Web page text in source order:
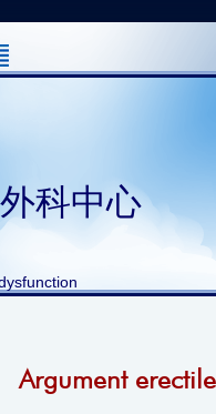
科中心
Argument